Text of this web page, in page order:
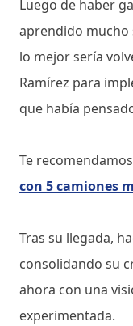
Luego de haber
aprendido mucho
lo mejor sería
Ramírez para
que había
Te
con 5 camiones
Tras su llegada,
consolidando su
ahora con una
experimentada.